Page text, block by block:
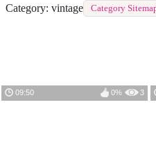
Category: vintage Category
09:50 3
0%